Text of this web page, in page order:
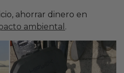
ahorrar dinero en
ambiental .